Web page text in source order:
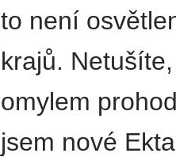
to není
krajů.
omylem
jsem nové